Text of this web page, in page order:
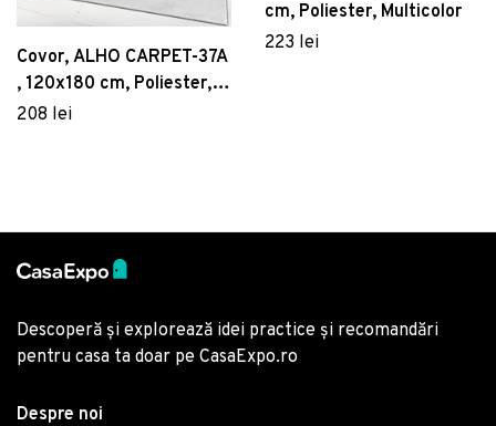
Covor, ALHO CARPET-37A
, 120x180 cm, Poliester,
Multicolor
208 lei
cm, Poliester, Multicolor
223 lei
Descoperă și explorează idei practice și recomandări
pentru casa ta doar pe CasaExpo.ro
Despre noi